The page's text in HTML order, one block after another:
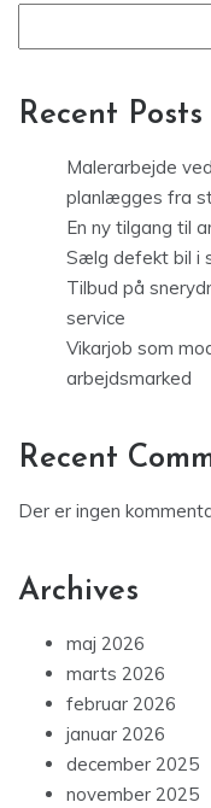
Recent Posts
Malerarbejde
planlægges fra
En ny tilgang til
Sælg defekt bil i
Tilbud på
service
Vikarjob som
arbejdsmarked
Recent
Der er ingen
Archives
maj 2026
marts 2026
februar 2026
januar 2026
december 2025
november 2025